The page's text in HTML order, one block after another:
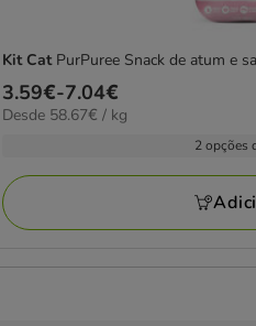
Kit Cat PurPuree Snack de atum e
Preço
de
7.04€
3.59€-7.04€
58.67€
Desde 58.67€ / kg
2 opções